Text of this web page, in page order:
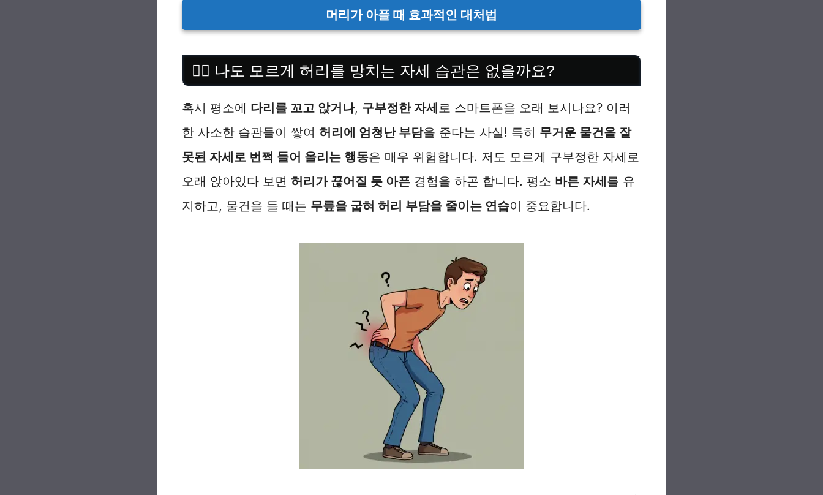
머리가 아플 때 효과적인 대처법
🙅‍♀️ 나도 모르게 허리를 망치는 자세 습관은 없을까요?
혹시 평소에 다리를 꼬고 앉거나, 구부정한 자세로 스마트폰을 오래 보시나요? 이러
한 사소한 습관들이 쌓여 허리에 엄청난 부담을 준다는 사실! 특히 무거운 물건을 잘
못된 자세로 번쩍 들어 올리는 행동은 매우 위험합니다. 저도 모르게 구부정한 자세로
오래 앉아있다 보면 허리가 끊어질 듯 아픈 경험을 하곤 합니다. 평소 바른 자세를 유
지하고, 물건을 들 때는 무릎을 굽혀 허리 부담을 줄이는 연습이 중요합니다.